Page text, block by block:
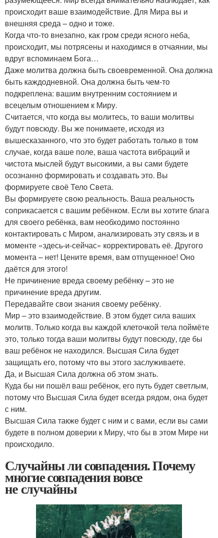
происходит ваше взаимодействие. Для Мира вы и
внешняя среда – одно и тоже.
Когда что-то внезапно, как гром среди ясного неба,
происходит, мы потрясены и находимся в отчаянии, мы
вдруг вспоминаем Бога…
Даже молитва должна быть своевременной. Она должна
быть каждодневной. Она должна быть чем-то
подкреплена: вашим внутренним состоянием и
всецелым отношением к Миру.
Считается, что когда вы молитесь, то ваши молитвы
будут повсюду. Вы же понимаете, исходя из
вышесказанного, что это будет работать только в том
случае, когда ваше поле, ваша частота вибраций и
чистота мыслей будут высокими, а вы сами будете
осознанно формировать и создавать это. Вы
формируете своё Тело Света.
Вы формируете свою реальность. Ваша реальность
соприкасается с вашим ребёнком. Если вы хотите блага
для своего ребёнка, вам необходимо постоянно
контактировать с Миром, анализировать эту связь и в
моменте «здесь-и-сейчас» корректировать её. Другого
момента – нет! Цените время, вам отпущенное! Оно
даётся для этого!
Не причинение вреда своему ребёнку – это не
причинение вреда другим.
Передавайте свои знания своему ребёнку.
Мир – это взаимодействие. В этом будет сила ваших
молитв. Только когда вы каждой клеточкой тела поймёте
это, только тогда ваши молитвы будут повсюду, где бы
ваш ребёнок не находился. Высшая Сила будет
защищать его, потому что вы этого заслуживаете.
Да, и Высшая Сила должна об этом знать.
Куда бы ни пошёл ваш ребёнок, его путь будет светлым,
потому что Высшая Сила будет всегда рядом, она будет
с ним.
Высшая Сила также будет с ним и с вами, если вы сами
будете в полном доверии к Миру, что бы в этом Мире ни
происходило.
Случайны ли совпадения. Почему
многие совпадения вовсе
не случайны